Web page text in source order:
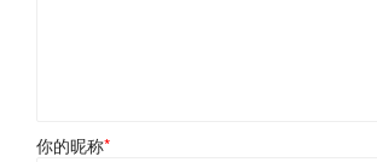
你的昵称*